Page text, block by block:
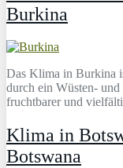
Burkina
Das Klima in Burkina
durch ein Wüsten-
fruchtbarer und
Klima in
Botswana